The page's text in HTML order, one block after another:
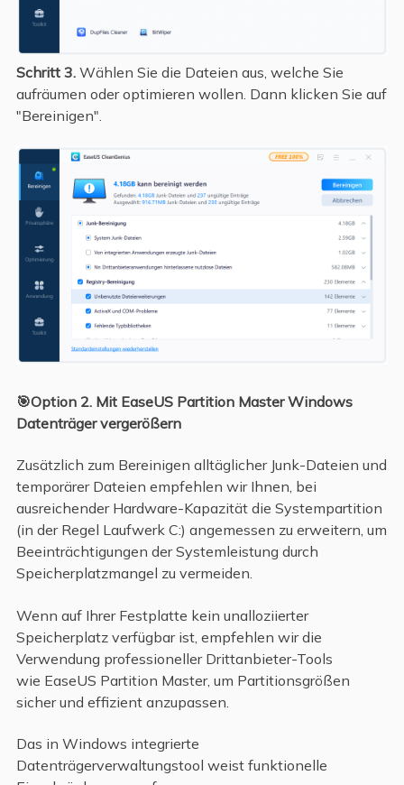
Schritt 3.Wählen Sie die Dateien aus, welche Sie
aufräumen oder optimieren wollen. Dann klicken Sie auf
"Bereinigen".
🎯Option 2. Mit EaseUS Partition Master Windows
Datenträger vergerößern
Zusätzlich zum Bereinigen alltäglicher Junk-Dateien und
temporärer Dateien empfehlen wir Ihnen, bei
ausreichender Hardware-Kapazität die Systempartition
(in der Regel Laufwerk C:) angemessen zu erweitern, um
Beeinträchtigungen der Systemleistung durch
Speicherplatzmangel zu vermeiden.
Wenn auf Ihrer Festplatte kein unalloziierter
Speicherplatz verfügbar ist, empfehlen wir die
Verwendung professioneller Drittanbieter-Tools
wie EaseUS Partition Master, um Partitionsgrößen
sicher und effizient anzupassen.
Das in Windows integrierte
Datenträgerverwaltungstool weist funktionelle